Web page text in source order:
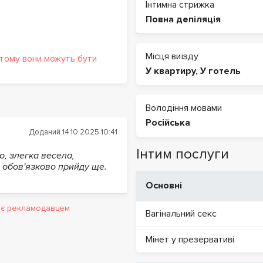
вони можуть бути
Інтимна стрижка
Повна депіляція
Місця виїзду
У квартиру, У готель
Володіння мовами
Російська
Інтим послуги
Основні
Вагінальний секс
Мінет у презервативі
Доданий 14.10.2025 10:41
злегка весела,
обов'язково прийду ще.
є рекламодавцем